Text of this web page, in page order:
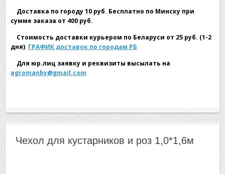
Доставка по городу 10 руб. Бесплатно по Минску при
сумме заказа от 400 руб.
Стоимость доставки курьером по Беларуси от 25 руб. (1-2
дня) ГРАФИК доставок по городам РБ
Для юр.лиц заявку и реквизиты высылать на
agromanby@gmail.com
Чехол для кустарников и роз 1,0*1,6м